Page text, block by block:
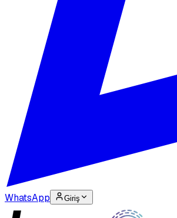
WhatsApp Giriş